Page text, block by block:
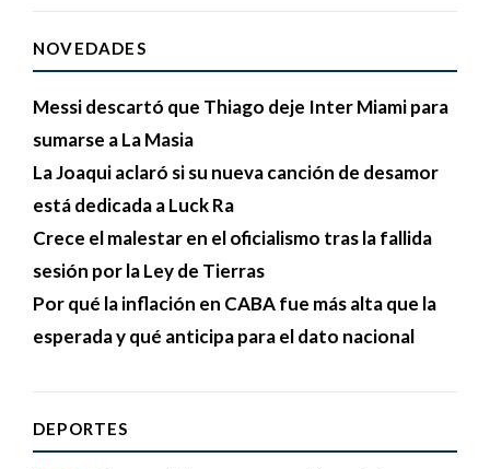
NOVEDADES
Messi descartó que Thiago deje Inter Miami para
sumarse a La Masia
La Joaqui aclaró si su nueva canción de desamor
está dedicada a Luck Ra
Crece el malestar en el oficialismo tras la fallida
sesión por la Ley de Tierras
Por qué la inflación en CABA fue más alta que la
esperada y qué anticipa para el dato nacional
DEPORTES